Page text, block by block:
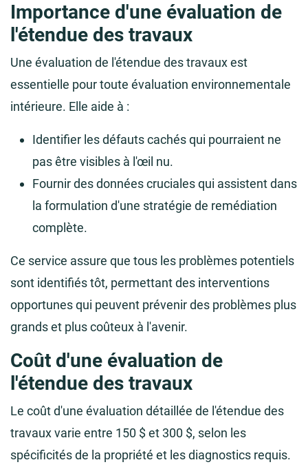
Importance d'une évaluation de
l'étendue des travaux
Une évaluation de l'étendue des travaux est
essentielle pour toute évaluation environnementale
intérieure. Elle aide à :
Identifier les défauts cachés qui pourraient ne
pas être visibles à l'œil nu.
Fournir des données cruciales qui assistent dans
la formulation d'une stratégie de remédiation
complète.
Ce service assure que tous les problèmes potentiels
sont identifiés tôt, permettant des interventions
opportunes qui peuvent prévenir des problèmes plus
grands et plus coûteux à l'avenir.
Coût d'une évaluation de
l'étendue des travaux
Le coût d'une évaluation détaillée de l'étendue des
travaux varie entre 150 $ et 300 $, selon les
spécificités de la propriété et les diagnostics requis.